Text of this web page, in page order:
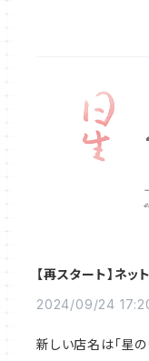
【再スタート】ネッ
2024/09/24
新しい店名は「星の